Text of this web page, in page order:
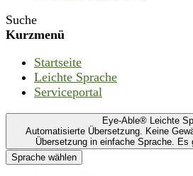
Suche
Kurzmenü
Startseite
Leichte Sprache
Serviceportal
Eye-Able® Leichte
Automatisierte Übersetzung. Keine
Übersetzung in einfache Sprache. Es
Sprache wählen